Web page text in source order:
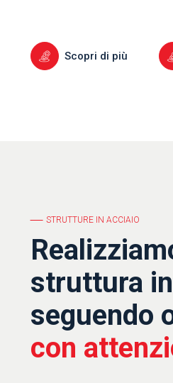
Scopri di più
STRUTTURE IN ACCIAIO
struttura
seguendo
con